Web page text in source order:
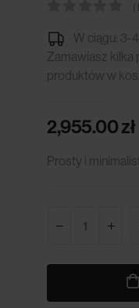
(
W ciągu: 3-
Zamawiasz kilka
produktów w
2,955.00zł
Prosty i